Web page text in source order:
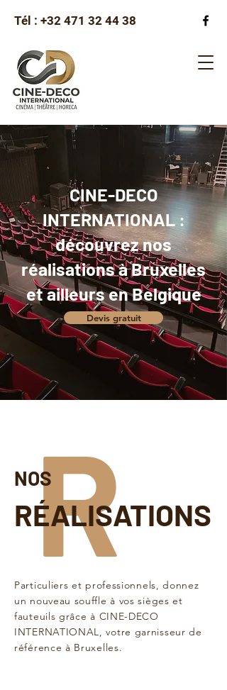
Tél : +32 471 32 44 38
CINE-DECO
INTERNATIONAL :
découvrez nos
réalisations à Bruxelles
et ailleurs en Belgique
Devis gratuit
R
Particuliers et professionnels, donnez
un nouveau souffle à vos sièges et
fauteuils grâce à CINE-DECO
INTERNATIONAL, votre garnisseur de
référence à Bruxelles.
RÉALISATIONS
NOS